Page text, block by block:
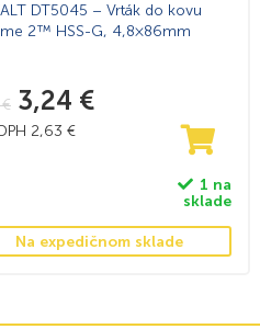
DT5045 – Vrták do kovu
2™ HSS-G, 4,8×86mm
€ 3,24 €
2,63 €
1 na
sklade
Na expedičnom sklade